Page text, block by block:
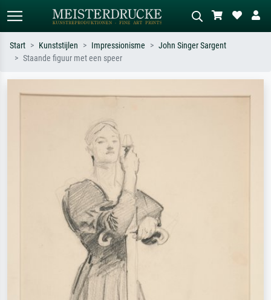
Start Kunststijlen Impressionisme
John Singer Sargent
Staande figuur met een speer